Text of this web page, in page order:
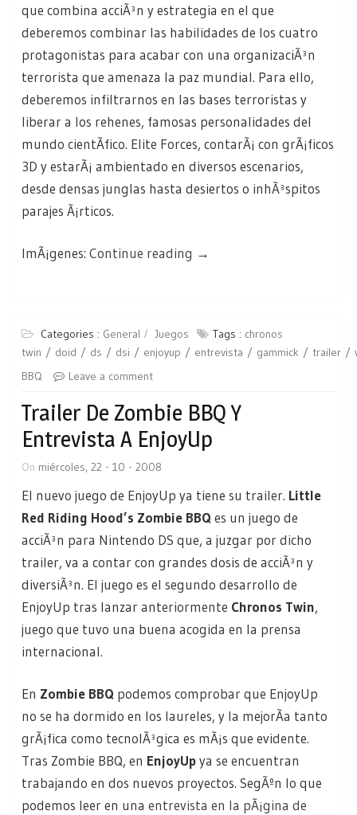
que combina acciÃ³n y estrategia en el que
deberemos combinar las habilidades de los cuatro
protagonistas para acabar con una organizaciÃ³n
terrorista que amenaza la paz mundial. Para ello,
deberemos infiltrarnos en las bases terroristas y
liberar a los rehenes, famosas personalidades del
mundo cientÃ­fico. Elite Forces, contarÃ¡ con grÃ¡ficos
3D y estarÃ¡ ambientado en diversos escenarios,
desde densas junglas hasta desiertos o inhÃ³spitos
parajes Ã¡rticos.
ImÃ¡genes: Continue reading «Elite
saldrÃ¡
de
2009»
→
Categories : General Juegos Tags : chronos
twin
doid ds dsi enjoyup entrevista gammick trailer
BBQ
Leave a comment
Trailer De Zombie BBQ Y
Entrevista A EnjoyUp
On miércoles, 22 - 10 - 2008
El nuevo juego de EnjoyUp ya tiene su trailer. Little
Red Riding Hood’s Zombie BBQ es un juego de
acciÃ³n para Nintendo DS que, a juzgar por dicho
trailer, va a contar con grandes dosis de acciÃ³n y
diversiÃ³n. El juego es el segundo desarrollo de
EnjoyUp tras lanzar anteriormente Chronos Twin,
juego que tuvo una buena acogida en la prensa
internacional.
En Zombie BBQ podemos comprobar que EnjoyUp
no se ha dormido en los laureles, y la mejorÃ­a tanto
grÃ¡fica como tecnolÃ³gica es mÃ¡s que evidente.
Tras Zombie BBQ, en EnjoyUpya se encuentran
trabajando en dos nuevos proyectos. SegÃºn lo que
podemos leer en una entrevista en la pÃ¡gina de